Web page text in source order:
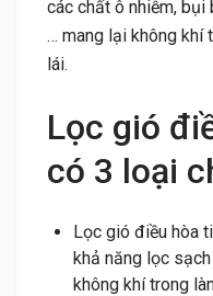
các chất ô nhiễm, bụi
… mang lại không khí
lái.
Lọc gió
có 3 loại
Lọc gió điều hòa
khả năng lọc
không khí trong